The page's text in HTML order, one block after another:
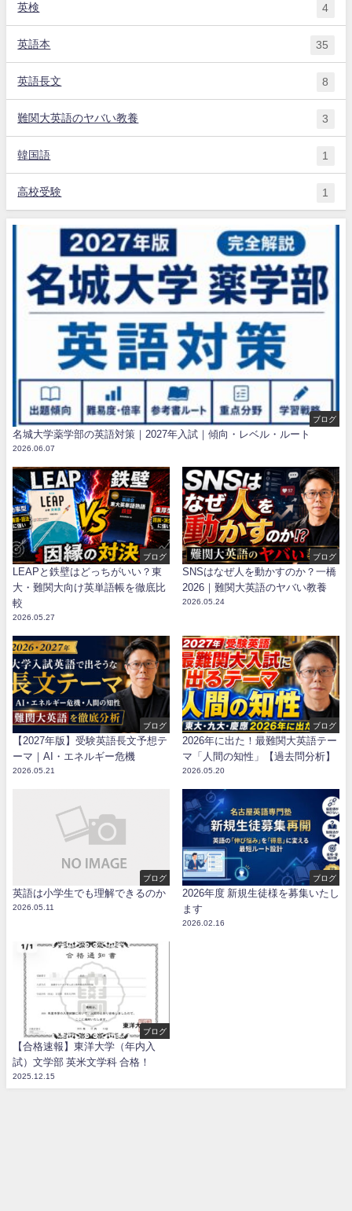
英検 4
英語本 35
英語長文 8
難関大英語のヤバい教養 3
韓国語 1
高校受験 1
ブログ
名城大学薬学部の英語対策｜2027年入試｜傾向・レベル・ルート
2026.06.07
ブログ
LEAPと鉄壁はどっちがいい？東
大・難関大向け英単語帳を徹底比
較
2026.05.27
ブログ
SNSはなぜ人を動かすのか？一橋
2026｜難関大英語のヤバい教養
2026.05.24
ブログ
【2027年版】受験英語長文予想テ
ーマ｜AI・エネルギー危機
2026.05.21
ブログ
2026年に出た！最難関大英語テー
マ「人間の知性」【過去問分析】
2026.05.20
ブログ
英語は小学生でも理解できるのか
2026.05.11
ブログ
2026年度 新規生徒様を募集いたし
ます
2026.02.16
ブログ
【合格速報】東洋大学（年内入
試）文学部 英米文学科 合格！
2025.12.15